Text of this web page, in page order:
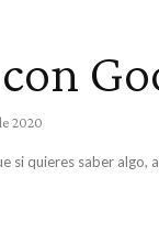
2020
si quieres saber algo,